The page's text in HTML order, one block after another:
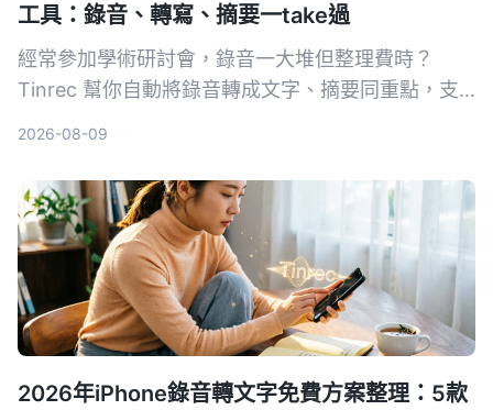
工具：錄音、轉寫、摘要一take過
經常參加學術研討會，錄音一大堆但整理費時？
Tinrec 幫你自動將錄音轉成文字、摘要同重點，支
2026-08-09
2026年iPhone錄音轉文字免費方案整理：5款